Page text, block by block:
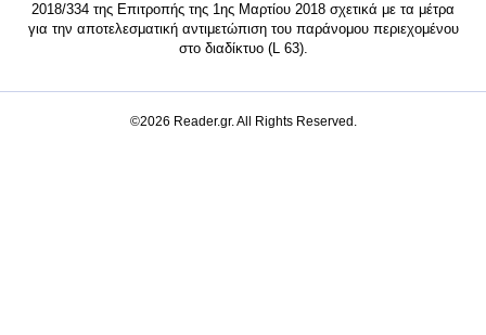
2018/334 της Επιτροπής της 1ης Μαρτίου 2018 σχετικά με τα μέτρα
για την αποτελεσματική αντιμετώπιση του παράνομου περιεχομένου
στο διαδίκτυο (L 63).
©2026 Reader.gr. All Rights Reserved.